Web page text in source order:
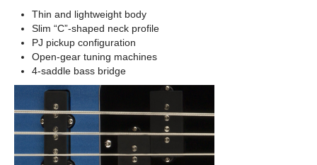
Thin and lightweight body
Slim “C”-shaped neck profile
PJ pickup configuration
Open-gear tuning machines
4-saddle bass bridge